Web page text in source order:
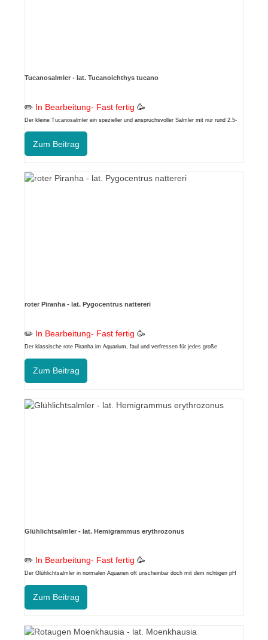
Tucanosalmler - lat. Tucanoichthys tucano
✏️ In Bearbeitung- Fast fertig 🥳
Der kleine Tucanosalmler ein spezieller und anspruchsvoller Salmler mit nur rund 2.5-
Zum Beitrag
roter Piranha - lat. Pygocentrus nattereri
✏️ In Bearbeitung- Fast fertig 🥳
Der klassische rote Piranha im Aquarium, faul und verfressen für jedes große
Zum Beitrag
Glühlichtsalmler - lat. Hemigrammus erythrozonus
✏️ In Bearbeitung- Fast fertig 🥳
Der Glühlichtsalmler in normalen Aquarien oft unscheinbar doch mit dem richtigen pH
Zum Beitrag